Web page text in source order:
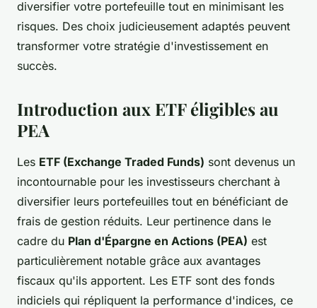
diversifier votre portefeuille tout en minimisant les
risques. Des choix judicieusement adaptés peuvent
transformer votre stratégie d'investissement en
succès.
Introduction aux ETF éligibles au
PEA
Les ETF (Exchange Traded Funds) sont devenus un
incontournable pour les investisseurs cherchant à
diversifier leurs portefeuilles tout en bénéficiant de
frais de gestion réduits. Leur pertinence dans le
cadre du Plan d'Épargne en Actions (PEA) est
particulièrement notable grâce aux avantages
fiscaux qu'ils apportent. Les ETF sont des fonds
indiciels qui répliquent la performance d'indices, ce